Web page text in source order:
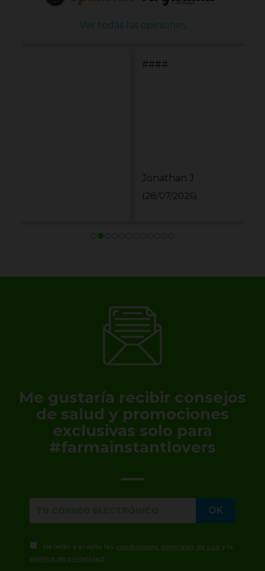
Ver todas las opiniones
Me gustaría recibir consejos
de salud y promociones
exclusivas solo para
#farmainstantlovers
He leído y acepto las condiciones generales de uso y la
política de privacidad